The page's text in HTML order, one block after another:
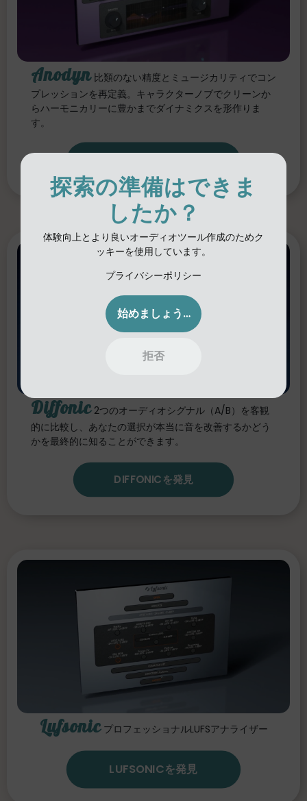
探索の準備はできま
したか？
体験向上とより良いオーディオツール作成のためク
ッキーを使用しています。
プライバシーポリシー
始めましょう！
拒否
Anodyn 比類のない精度とミュージカリティでコン
プレッションを再定義。キャラクターノブでクリーンか
らハーモニカリーに豊かまでダイナミクスを形作りま
す。
Diffonic 2つのオーディオシグナル（A/B）を客観
的に比較し、あなたの選択が本当に音を改善するかどう
かを最終的に知ることができます。
DIFFONICを発見
Lufsonic プロフェッショナルLUFSアナライザー
LUFSONICを発見